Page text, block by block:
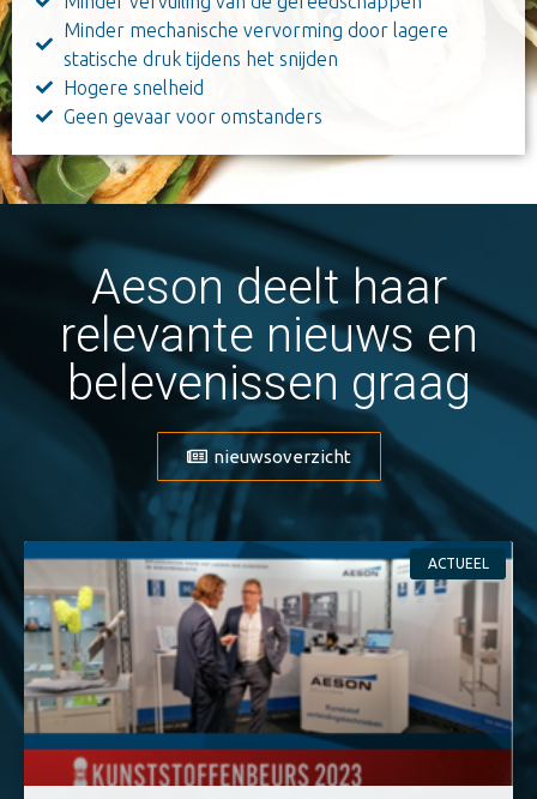
Minder mechanische vervorming door lagere
statische druk tijdens het snijden
Hogere snelheid
Geen gevaar voor omstanders
Aeson deelt haar
relevante nieuws en
belevenissen graag
nieuwsoverzicht
ACTUEEL